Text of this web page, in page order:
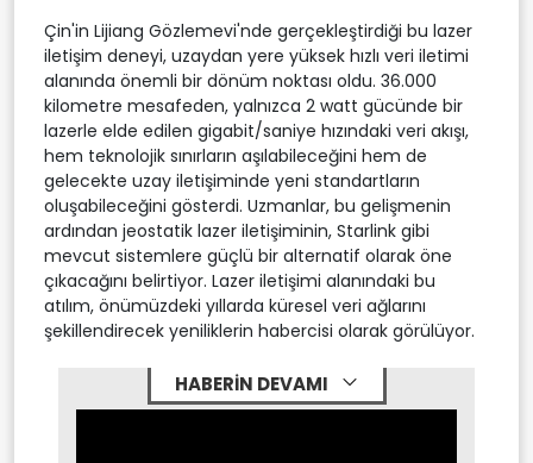
Çin'in Lijiang Gözlemevi'nde gerçekleştirdiği bu lazer
iletişim deneyi, uzaydan yere yüksek hızlı veri iletimi
alanında önemli bir dönüm noktası oldu. 36.000
kilometre mesafeden, yalnızca 2 watt gücünde bir
lazerle elde edilen gigabit/saniye hızındaki veri akışı,
hem teknolojik sınırların aşılabileceğini hem de
gelecekte uzay iletişiminde yeni standartların
oluşabileceğini gösterdi. Uzmanlar, bu gelişmenin
ardından jeostatik lazer iletişiminin, Starlink gibi
mevcut sistemlere güçlü bir alternatif olarak öne
çıkacağını belirtiyor. Lazer iletişimi alanındaki bu
atılım, önümüzdeki yıllarda küresel veri ağlarını
şekillendirecek yeniliklerin habercisi olarak görülüyor.
HABERİN DEVAMI